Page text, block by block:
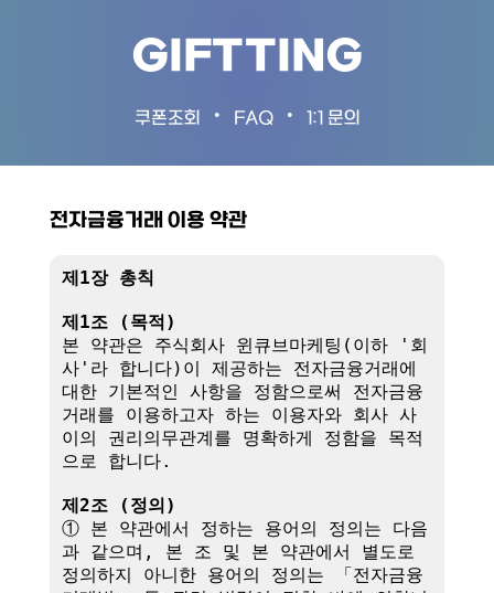
GIFTTING
쿠폰조회 • FAQ • 1:1 문의
전자금융거래 이용 약관
제1장 총칙
제1조 (목적)
본 약관은 주식회사 윈큐브마케팅(이하 '회
사'라 합니다)이 제공하는 전자금융거래에
대한 기본적인 사항을 정함으로써 전자금융
거래를 이용하고자 하는 이용자와 회사 사
이의 권리의무관계를 명확하게 정함을 목적
으로 합니다.
제2조 (정의)
① 본 약관에서 정하는 용어의 정의는 다음
과 같으며, 본 조 및 본 약관에서 별도로
정의하지 아니한 용어의 정의는 「전자금융